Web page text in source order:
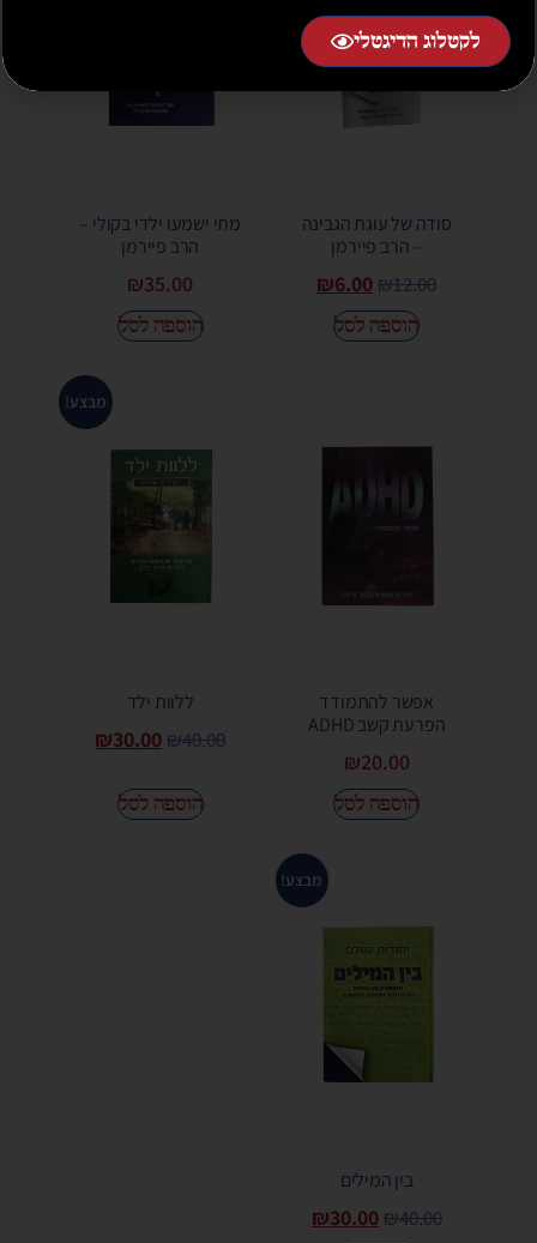
סודה של עוגת הגבינה
– הרב פיירמן
₪12.00
₪6.00
הוספה לסל
מתי ישמעו ילדי בקולי –
הרב פיירמן
₪35.00
הוספה לסל
אפשר להתמודד
הפרעת קשב ADHD
₪20.00
הוספה לסל
מבצע!
ללוות ילד
₪40.00
₪30.00
הוספה לסל
מבצע!
בין המילים
₪40.00
₪30.00
לקטלוג הדיגטלי